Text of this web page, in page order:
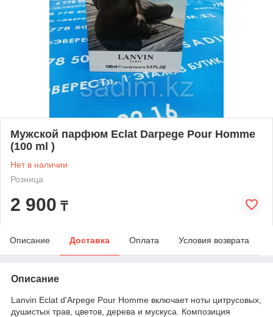
Мужской парфюм Eclat Darpege Pour Homme
(100 ml )
Нет в наличии
Розница
2 900 ₸
Описание Доставка Оплата Условия возврата
Описание
Lanvin Eclat d'Arpege Pour Homme включает ноты цитрусовых,
душистых трав, цветов, дерева и мускуса. Композиция